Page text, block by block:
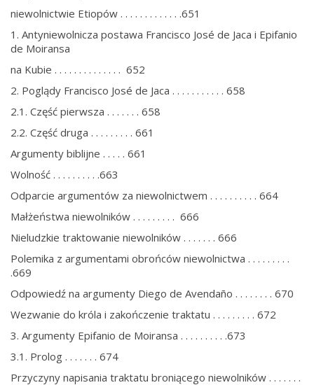
niewolnictwie Etiopów . . . . . . . . . . . . .651
1. Antyniewolnicza postawa Francisco José de Jaca i Epifanio
de Moiransa
na Kubie . . . . . . . . . . . . . . 652
2. Poglądy Francisco José de Jaca . . . . . . . . . . . 658
2.1. Część pierwsza . . . . . . . 658
2.2. Część druga . . . . . . . . . 661
Argumenty biblijne . . . . . 661
Wolność . . . . . . . . . .663
Odparcie argumentów za niewolnictwem . . . . . . . . . . 664
Małżeństwa niewolników . . . . . . . . . 666
Nieludzkie traktowanie niewolników . . . . . . . 666
Polemika z argumentami obrońców niewolnictwa . . . . . . . . .
.669
Odpowiedź na argumenty Diego de Avendaño . . . . . . . . 670
Wezwanie do króla i zakończenie traktatu . . . . . . . . . 672
3. Argumenty Epifanio de Moiransa . . . . . . . . . .673
3.1. Prolog . . . . . . . 674
Przyczyny napisania traktatu broniącego niewolników . . . . . . .